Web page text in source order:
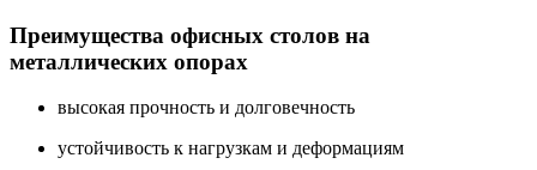
Преимущества офисных столов на
металлических опорах
высокая прочность и долговечность
устойчивость к нагрузкам и деформациям